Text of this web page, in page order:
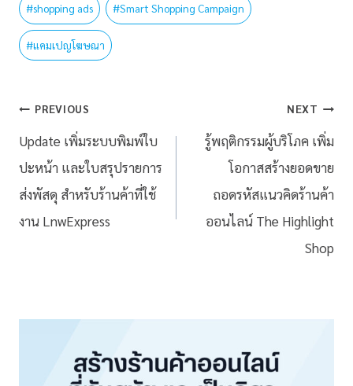
#shopping ads #Smart Shopping Campaign
#แคมเปญโฆษณา
PREVIOUS
Update เพิ่มระบบพิมพ์ใบ
ปะหน้า และใบสรุปรายการ
ส่งพัสดุ สำหรับร้านค้าที่ใช้
งาน LnwExpress
NEXT
รู้พฤติกรรมผู้บริโภค เพิ่ม
โอกาสสร้างยอดขาย
ถอดรหัสแนวคิดร้านค้า
ออนไลน์ The Highlight
Shop